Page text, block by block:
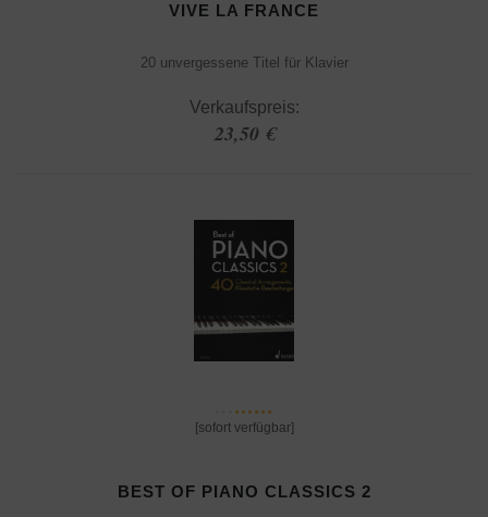
VIVE LA FRANCE
20 unvergessene Titel für Klavier
Verkaufspreis:
23,50 €
[sofort verfügbar]
BEST OF PIANO CLASSICS 2